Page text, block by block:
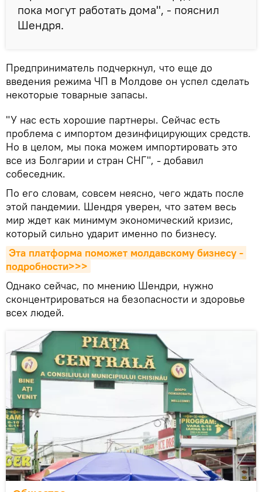
пока могут работать дома", - пояснил
Шендря.
Предприниматель подчеркнул, что еще до
введения режима ЧП в Молдове он успел сделать
некоторые товарные запасы.
"У нас есть хорошие партнеры. Сейчас есть
проблема с импортом дезинфицирующих средств.
Но в целом, мы пока можем импортировать это
все из Болгарии и стран СНГ", - добавил
собеседник.
По его словам, совсем неясно, чего ждать после
этой пандемии. Шендря уверен, что затем весь
мир ждет как минимум экономический кризис,
который сильно ударит именно по бизнесу.
Эта платформа поможет молдавскому бизнесу -
подробности>>>
Однако сейчас, по мнению Шендри, нужно
сконцентрироваться на безопасности и здоровье
всех людей.